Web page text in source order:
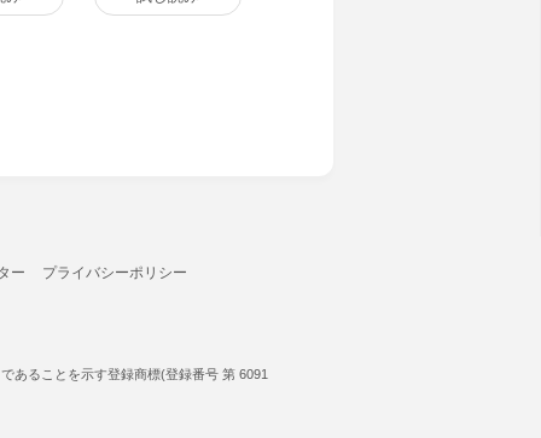
ー プライバシーポリシー
あることを示す登録商標(登録番号 第 6091